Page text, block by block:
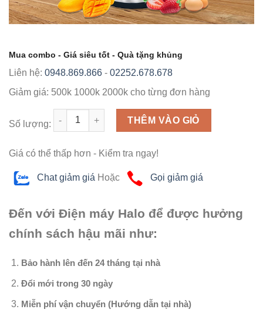
Mua combo - Giá siêu tốt - Quà tặng khủng
Liên hệ: 0948.869.866 - 02252.678.678
Giảm giá: 500k 1000k 2000k cho từng đơn hàng
Số lượng:
Số lượng THÊM VÀO GIỎ
Giá có thể thấp hơn - Kiểm tra ngay!
Chat giảm giá Hoặc Gọi giảm giá
Đến với Điện máy Halo để được hưởng
chính sách hậu mãi như:
Bảo hành lên đến 24 tháng tại nhà
Đổi mới trong 30 ngày
Miễn phí vận chuyển (Hướng dẫn tại nhà)